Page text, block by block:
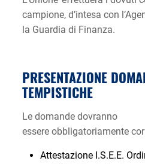
campione, d’intesa con
la Guardia di Finanza.
PRESENTAZIONE
TEMPISTICHE
Le domande dovranno
essere obbligatoriamente
Attestazione I.S.E.E.